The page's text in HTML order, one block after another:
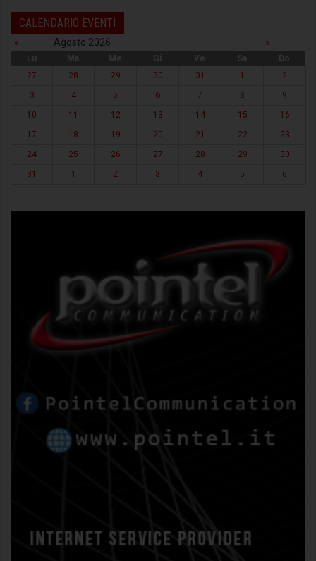
CALENDARIO EVENTI
« Agosto 2026 »
Lu Ma Me Gi Ve Sa
Do
27
28 29 30 31 1
2
3
4 5 6 7 8
9
10
11 12 13 14 15
16
17
18 19 20 21 22
23
24
25 26 27 28 29
30
31
1 2 3 4 5 6